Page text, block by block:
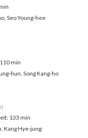
Seo Young-hee
min
hun, Song Kang-ho
133 min
Kang Hye-jung